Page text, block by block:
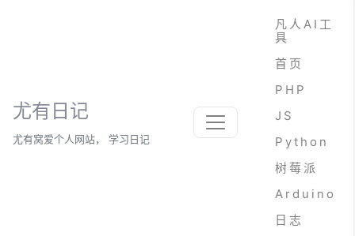
尤有日记
尤有窝爱个人网站， 学习日记
凡人AI工
具
首页
PHP
JS
Python
树莓派
Arduino
日志